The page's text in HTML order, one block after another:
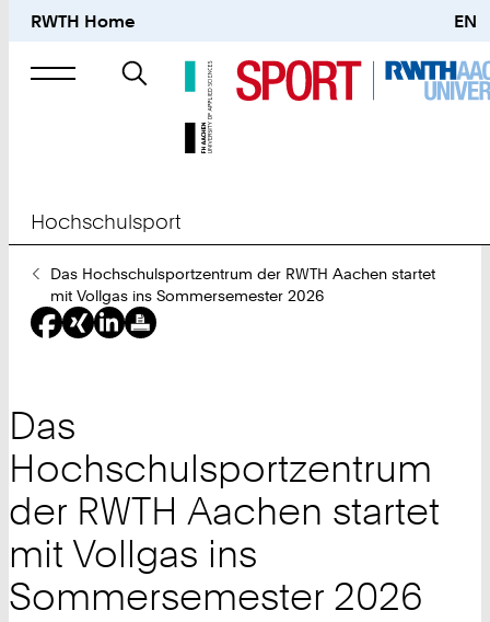
RWTH Home EN
Suche
nach
Hochschulsport
Sie
sind
hier:
Das Hochschulsportzentrum der RWTH Aachen startet
mit Vollgas ins Sommersemester 2026
Das
Hochschulsportzentrum
der RWTH Aachen startet
mit Vollgas ins
Sommersemester 2026